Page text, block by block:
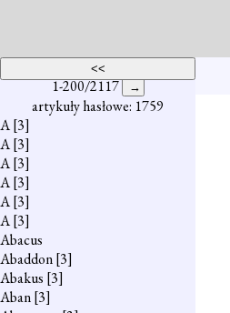
1-200/2117
artykuły hasłowe: 1759
A[3]
A[3]
A[3]
A[3]
A[3]
A[3]
Abacus
Abaddon[3]
Abakus [3]
Aban[3]